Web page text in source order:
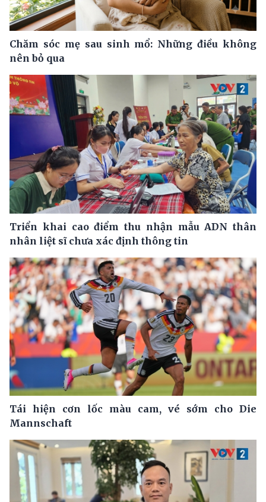
Chăm sóc mẹ sau sinh mổ: Những điều không
nên bỏ qua
Triển khai cao điểm thu nhận mẫu ADN thân
nhân liệt sĩ chưa xác định thông tin
Tái hiện cơn lốc màu cam, vé sớm cho Die
Mannschaft